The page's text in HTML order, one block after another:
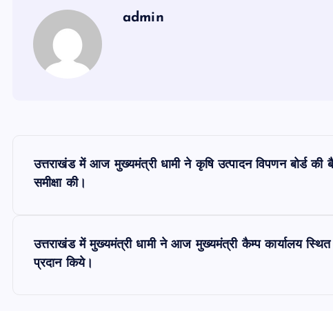
admin
उत्तराखंड में आज मुख्यमंत्री धामी ने कृषि उत्पादन विपणन बोर्ड की
समीक्षा की।
उत्तराखंड में मुख्यमंत्री धामी ने आज मुख्यमंत्री कैम्प कार्यालय
प्रदान किये।